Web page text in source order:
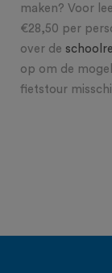
maken? Voor
€28,50 per
over de
op om de
fietstour